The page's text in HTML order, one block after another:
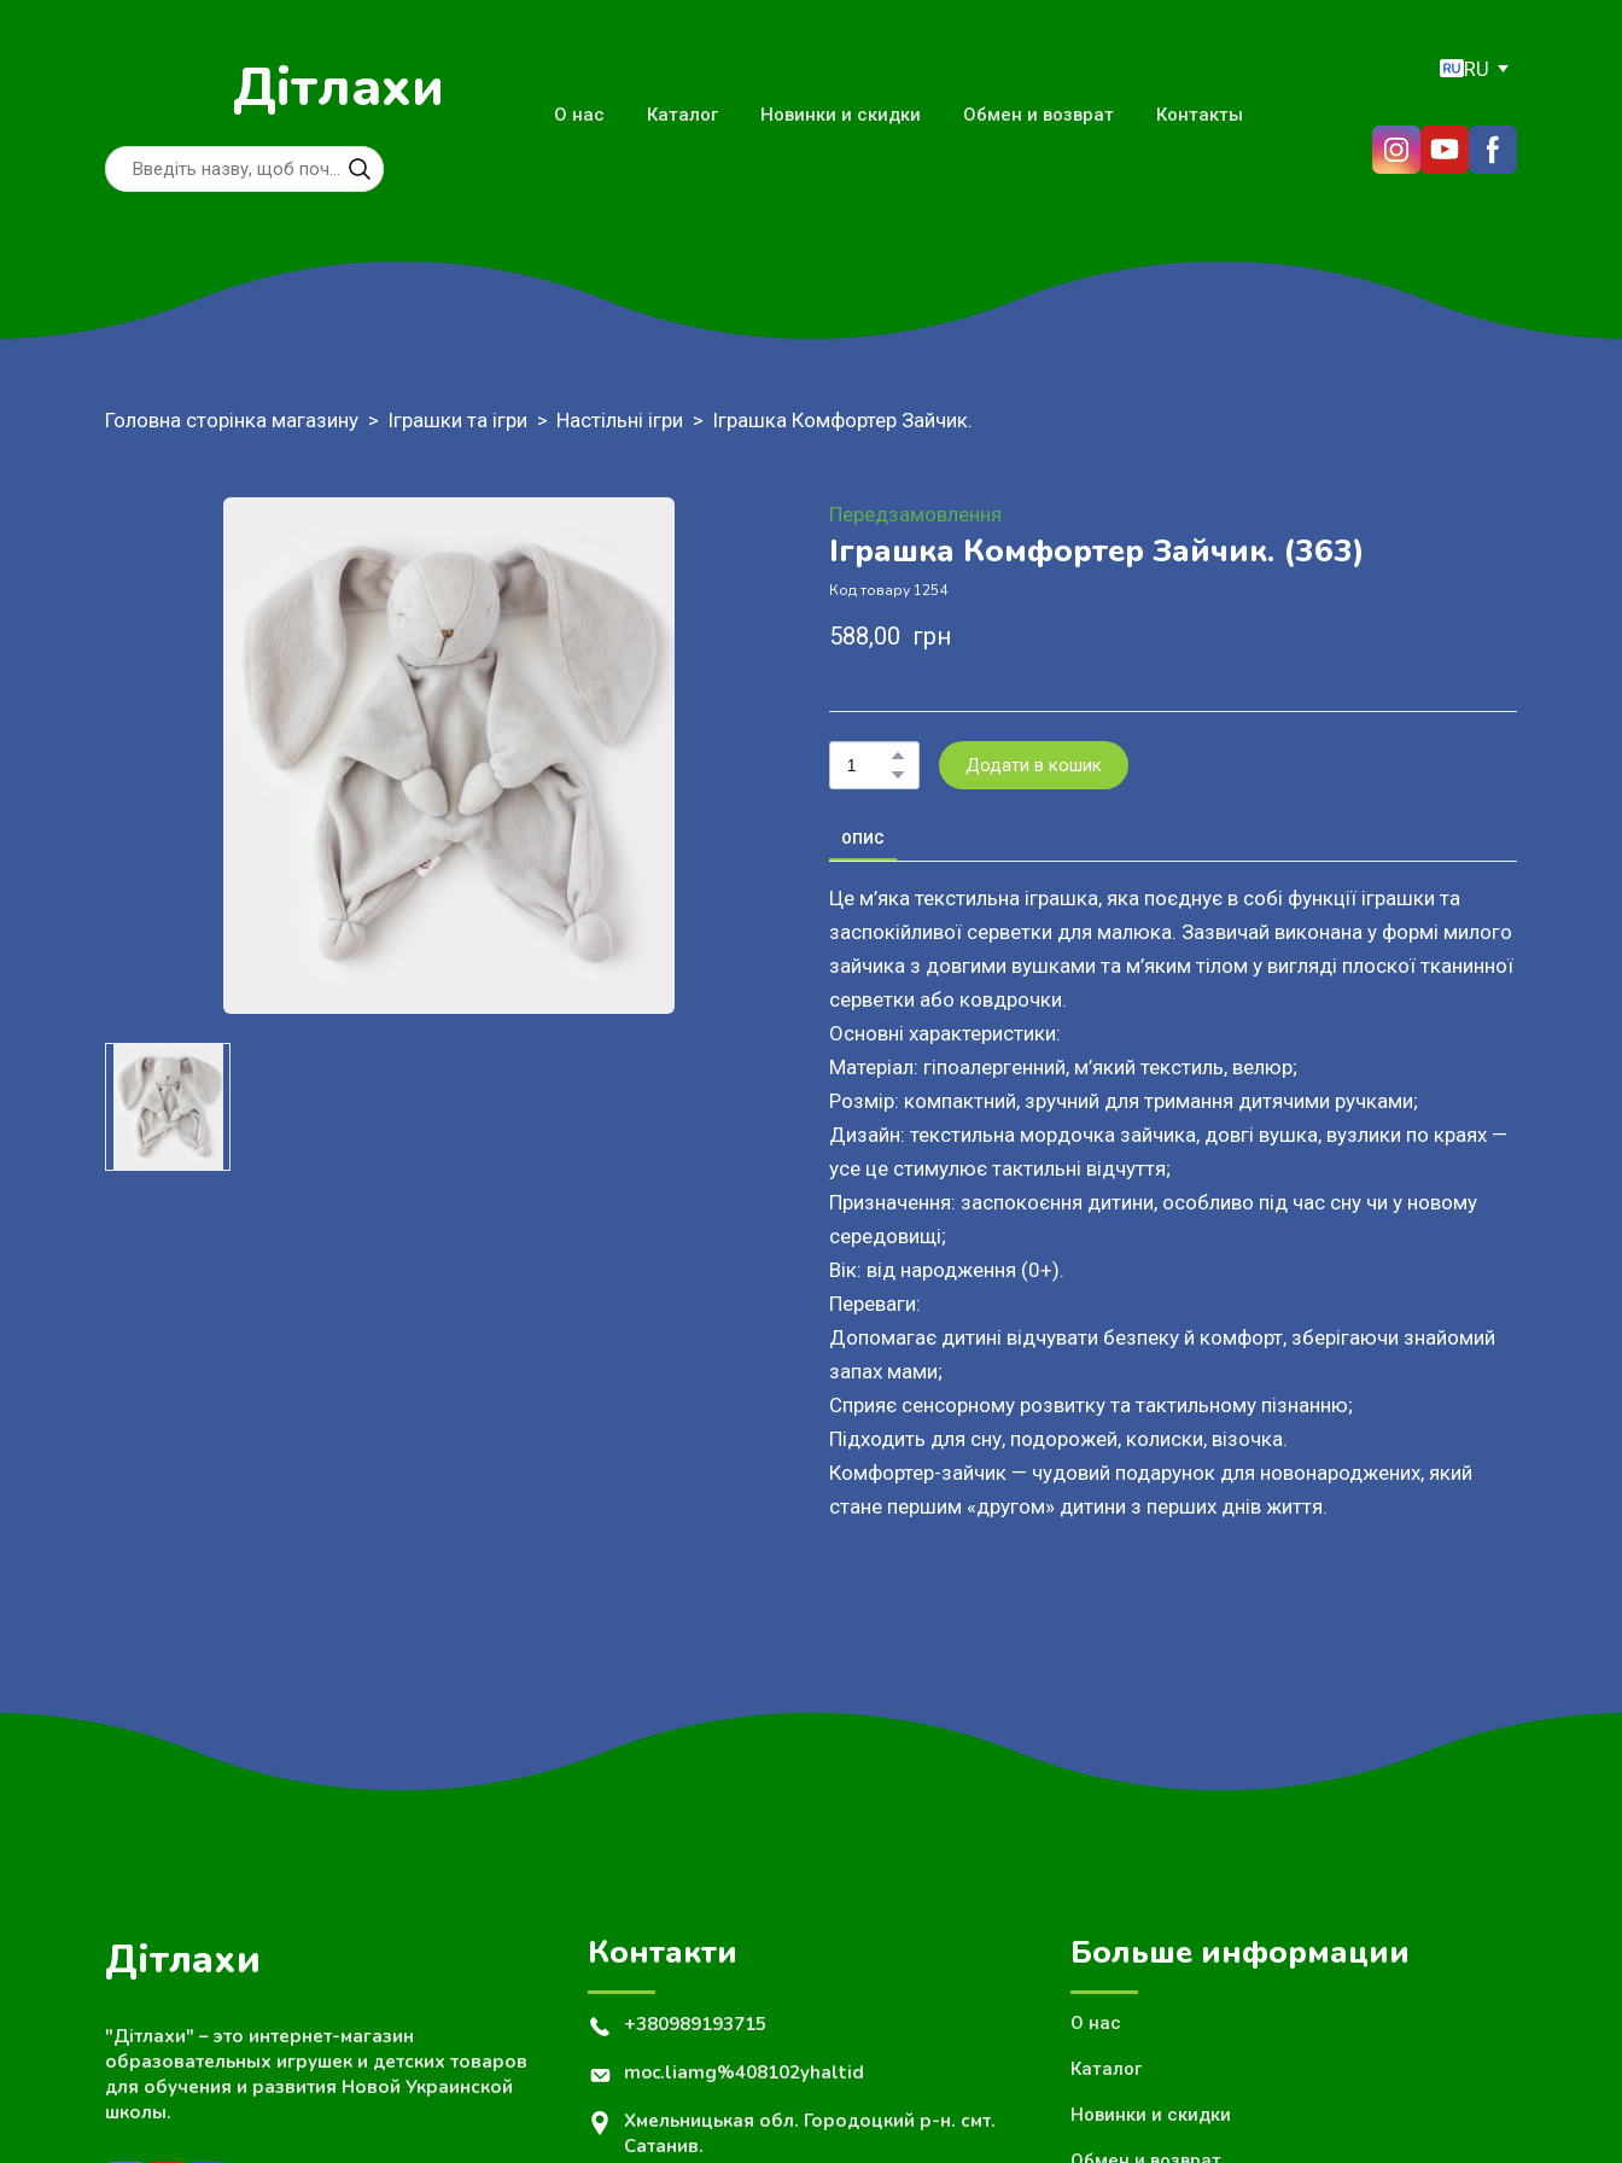
Дітлахи О нас Каталог Новинки и скидки Обмен и возврат Контакты
RU
Головна сторінка магазину Іграшки та ігри Настільні ігри Іграшка Комфортер Зайчик.
Передзамовлення
Іграшка Комфортер Зайчик. (363)
Код товару 1254
588,00  грн
Додати в кошик
ОПИС
Це м’яка текстильна іграшка, яка поєднує в собі функції іграшки та
заспокійливої серветки для малюка. Зазвичай виконана у формі милого
зайчика з довгими вушками та м’яким тілом у вигляді плоскої тканинної
серветки або ковдрочки.
Основні характеристики:
Матеріал: гіпоалергенний, м’який текстиль, велюр;
Розмір: компактний, зручний для тримання дитячими ручками;
Дизайн: текстильна мордочка зайчика, довгі вушка, вузлики по краях —
усе це стимулює тактильні відчуття;
Призначення: заспокоєння дитини, особливо під час сну чи у новому
середовищі;
Вік: від народження (0+).
Переваги:
Допомагає дитині відчувати безпеку й комфорт, зберігаючи знайомий
запах мами;
Сприяє сенсорному розвитку та тактильному пізнанню;
Підходить для сну, подорожей, колиски, візочка.
Комфортер-зайчик — чудовий подарунок для новонароджених, який
стане першим «другом» дитини з перших днів життя.
Дітлахи
"Дітлахи" – это интернет-магазин
образовательных игрушек и детских товаров
для обучения и развития Новой Украинской
школы.
Контакти
+380989193715
moc.liamg%408102yhaltid
Хмельницькая обл. Городоцкий р-н. смт.
Сатанив.
Больше информации
О нас
Каталог
Новинки и скидки